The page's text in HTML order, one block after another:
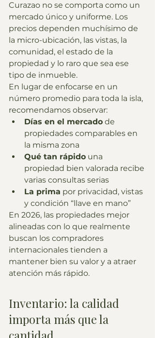
Curazao no se comporta como un
mercado único y uniforme. Los
precios dependen muchísimo de
la micro-ubicación, las vistas, la
comunidad, el estado de la
propiedad y lo raro que sea ese
tipo de inmueble.
En lugar de enfocarse en un
número promedio para toda la isla,
recomendamos observar:
Días en el mercado de
propiedades comparables en
la misma zona
Qué tan rápido una
propiedad bien valorada recibe
varias consultas serias
La prima por privacidad, vistas
y condición “llave en mano”
En 2026, las propiedades mejor
alineadas con lo que realmente
buscan los compradores
internacionales tienden a
mantener bien su valor y a atraer
atención más rápido.
Inventario: la calidad
importa más que la